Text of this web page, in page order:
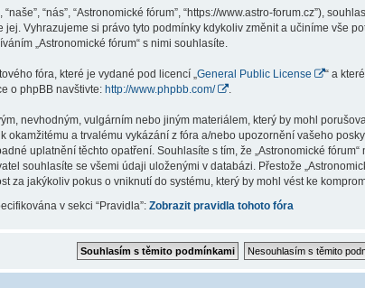
“nás”, “Astronomické fórum”, “https://www.astro-forum.cz”),
jej. Vyhrazujeme si právo tyto podmínky kdykoliv změnit a učiníme vše
„Astronomické fórum“ s nimi souhlasíte.
fóra, které je vydané pod licencí „ General Public License “ a
o phpBB navštivte: http://www.phpbb.com/ .
nevhodným, vulgárním nebo jiným materiálem, který by mohl
okamžitému a trvalému vykázání z fóra a/nebo upozornění vašeho
uplatnění těchto opatření. Souhlasíte s tím, že „Astronomické
souhlasíte se všemi údaji uloženými v databázi. Přestože
za jakýkoliv pokus o vniknutí do systému, který by mohl vést ke
v sekci “Pravidla”: Zobrazit pravidla tohoto fóra